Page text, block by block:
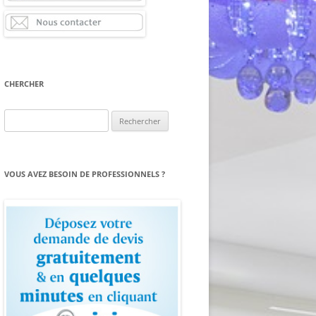
CHERCHER
VOUS AVEZ BESOIN DE PROFESSIONNELS ?